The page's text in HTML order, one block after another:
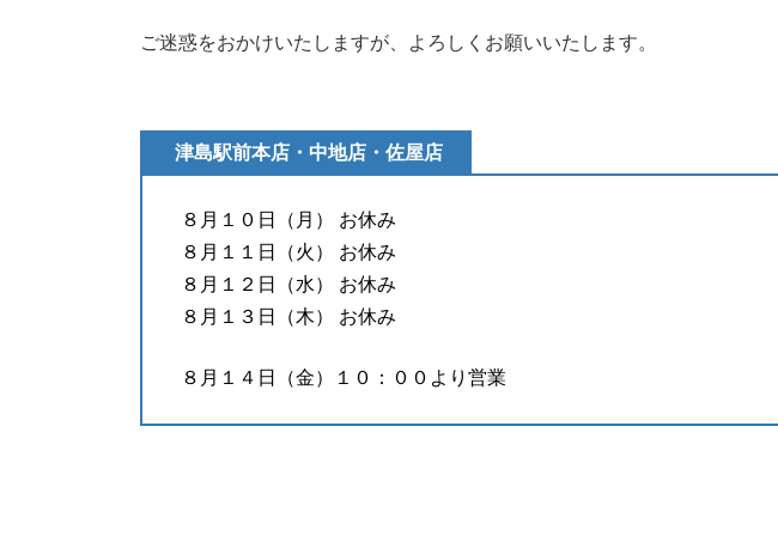
ご迷惑をおかけいたしますが、よろしくお願いいたします。
津島駅前本店・中地店・佐屋店
８月１０日（月） お休み
８月１１日（火） お休み
８月１２日（水） お休み
８月１３日（木） お休み
８月１４日（金）１０：００より営業